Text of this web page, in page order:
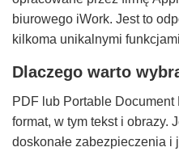
biurowego iWork. Jest to
kilkoma unikalnymi
Dlaczego warto
PDF lub Portable
format, w tym tekst i obrazy.
doskonałe zabezpieczenia i